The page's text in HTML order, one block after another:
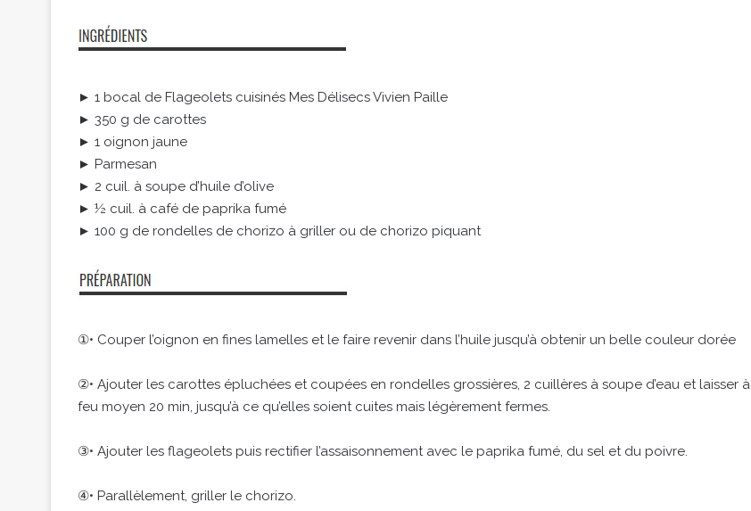
► 1 bocal de Flageolets cuisinés Mes Délisecs Vivien Paille
► 350 g de carottes
► 1 oignon jaune
► Parmesan
► 2 cuil. à soupe d’huile d’olive
► ½ cuil. à café de paprika fumé
► 100 g de rondelles de chorizo à griller ou de chorizo piquant
①• Couper l’oignon en fines lamelles et le faire revenir dans l’huile jusqu’à obtenir un belle couleur dorée
②• Ajouter les carottes épluchées et coupées en rondelles grossières, 2 cuillères à soupe d’eau et laisser à
feu moyen 20 min, jusqu’à ce qu’elles soient cuites mais légèrement fermes.
③• Ajouter les flageolets puis rectifier l’assaisonnement avec le paprika fumé, du sel et du poivre.
④• Parallèlement, griller le chorizo.